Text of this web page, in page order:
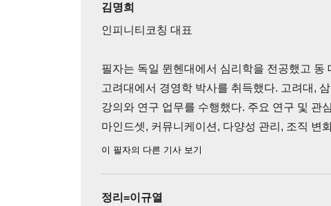
김명희
인피니티코칭 대표
필자는 독일 뮌헨대에서 심리학을 전공했고 동
고려대에서 경영학 박사를 취득했다. 고려대,
강의와 연구 업무를 수행했다. 주요 연구 및 관
마인드셋, 커뮤니케이션, 다양성 관리, 조직 변
이 필자의 다른 기사 보기
정리=이규열